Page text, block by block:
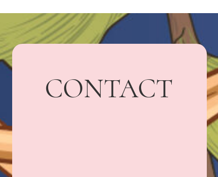
Бородинская, 15
+7 918 836-55-
15